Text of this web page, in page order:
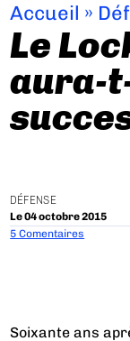
Accueil »
Le
aura-
DÉFENSE
Le 04 octobre 2015
5 Comentaires
Soixante ans